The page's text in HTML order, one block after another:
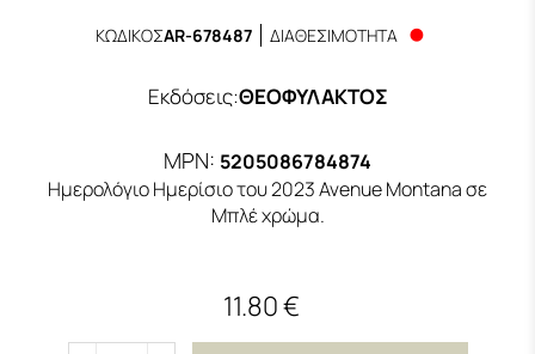
ΚΩΔΙΚΟΣAR-678487 ΔΙΑΘΕΣΙΜΟΤΗΤΑ
Εκδόσεις:ΘΕΟΦΥΛΑΚΤΟΣ
MPN: 5205086784874
Ημερολόγιο Ημερίσιο του 2023 Avenue Montana σε
Μπλέ χρώμα.
11.80 €